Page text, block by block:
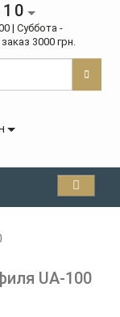
| Суббота -
3000 грн.
UA-100